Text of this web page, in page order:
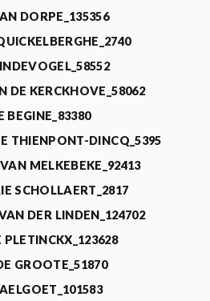
DORPE_135356
DE KERCKHOVE_58062
BEGINE_83380
THIENPONT-DINCQ_5395
MELKEBEKE_92413
SCHOLLAERT_2817
DER LINDEN_124702
GROOTE_51870